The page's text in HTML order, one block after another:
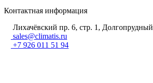
Контактная информация
Лихачёвский пр. 6, стр. 1, Долгопрудный
sales@climatis.ru
+7 926 011 51 94